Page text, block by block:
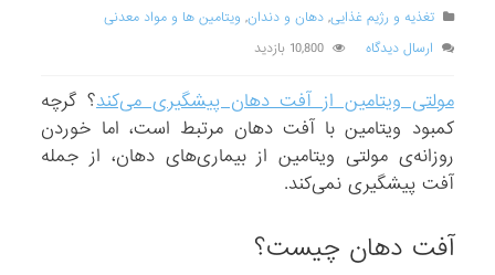
تغذیه و رژیم غذایی,دهان و دندان, ویتامین ها و مواد معدنی
ارسال دیدگاه
10,800 بازدید
مولتی‌ ویتامین از آفت دهان پیشگیری می‌کند؟ گرچه
کمبود ویتامین با آفت دهان مرتبط است، اما خوردن
روزانه‌ی مولتی‌ ویتامین از بیماری‌های دهان، از جمله
آفت پیشگیری نمی‌کند.
آفت دهان چیست؟